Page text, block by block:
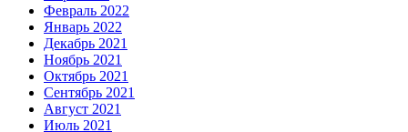
Февраль 2022
Январь 2022
Декабрь 2021
Ноябрь 2021
Октябрь 2021
Сентябрь 2021
Август 2021
Июль 2021